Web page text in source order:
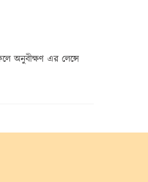
অনুবীক্ষণ এর লেন্সে